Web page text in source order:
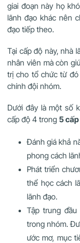
giai đoạn này họ
lãnh đạo khác nên
đạo tiếp theo.
Tại cấp độ này, nhà
nhân viên mà còn
trị cho tổ chức từ
chính đội nhóm.
Dưới đây là một số
cấp độ 4 trong 5
Đánh giá khả
phong cách
Phát triển
thể học cách
lãnh đạo.
Tập trung
trong nhóm.
ước mơ, mục